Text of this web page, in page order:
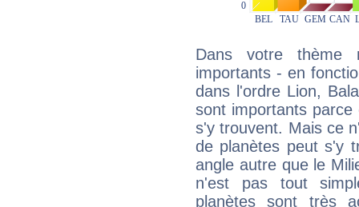
Dans votre thème
importants - en
dans l'ordre Lion,
sont importants parce
s'y trouvent. Mais ce
de planètes peut s'y
angle autre que le
n'est pas tout
planètes sont très